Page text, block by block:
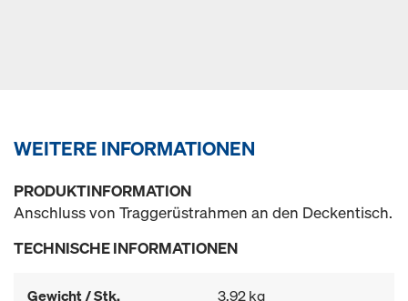
WEITERE INFORMATIONEN
PRODUKTINFORMATION
Anschluss von Traggerüstrahmen an den Deckentisch.
TECHNISCHE INFORMATIONEN
Gewicht / Stk. 3.92 kg